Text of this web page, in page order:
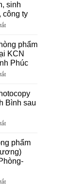
sinh
công ty
ở
vụ
photocopy
giá
rẻ
hà
–
Báo
giá
tài
cho
học
sinh,
sinh
văn
phẩm
KCN
Phúc
ở
cấp
văn
phòng
chuyên
tại
KCN
Tam
Dương
Vĩnh
Bình sau
ở
máy
photocopy
tại
Nam,
phẩm
ở